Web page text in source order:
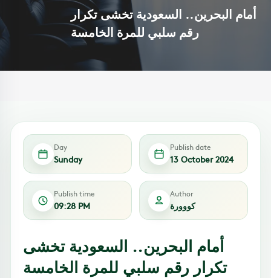
أمام البحرين.. السعودية تخشى تكرار
رقم سلبي للمرة الخامسة
Day
Sunday
Publish date
13 October 2024
Publish time
09:28 PM
Author
كووورة
أمام البحرين.. السعودية تخشى
تكرار رقم سلبي للمرة الخامسة